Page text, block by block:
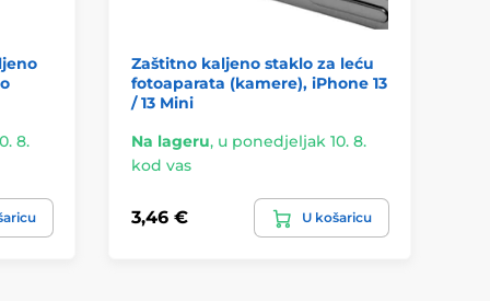
8.
Zaštitno kaljeno staklo za leću
fotoaparata (kamere), iPhone 13
/ 13 Mini
Na lageru, u ponedjeljak 10. 8.
kod vas
3,46 € U košaricu